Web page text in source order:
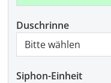
Duschrinne
Siphon-Einheit